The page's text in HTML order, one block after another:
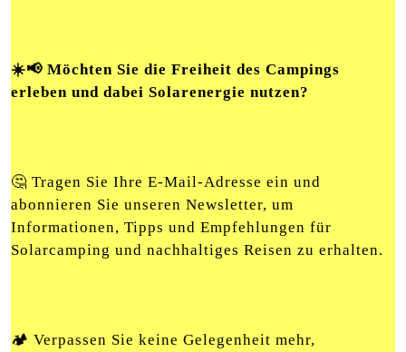
☀️📢 Möchten Sie die Freiheit des Campings
erleben und dabei Solarenergie nutzen?
🤔 Tragen Sie Ihre E-Mail-Adresse ein und
abonnieren Sie unseren Newsletter, um
Informationen, Tipps und Empfehlungen für
Solarcamping und nachhaltiges Reisen zu erhalten.
🏕️ Verpassen Sie keine Gelegenheit mehr,